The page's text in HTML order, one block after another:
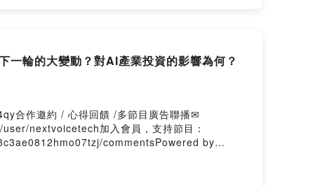
輪的大變動？對AI產業投資的影響為何？
合作邀約 / 心得回饋 /多節目廣告聯播✉
nextvoicetech加入會員，支持節目：
commentsPowered by